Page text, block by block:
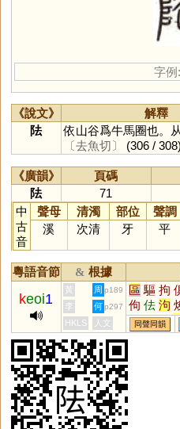
字例:
《說文》 解釋
阹
依山谷爲牛馬圈也。
〔去魚切〕
(306 / 308)
《廣韻》 頁碼
阹
71
中
古
音
聲母 清濁 部位 聲調
溪
次清 牙 平
粵語音節 & 根據
keoi1
黃 周 p189 區 驅 拘
佝 佉 泃
魼 敺 袪
李 何 p297
HKLS 人文 同聲同韻